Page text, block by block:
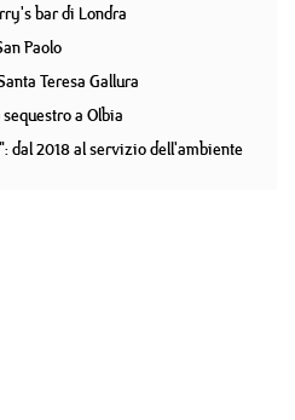
bar di Londra
Paolo
Teresa Gallura
a Olbia
dal 2018 al servizio dell'ambiente